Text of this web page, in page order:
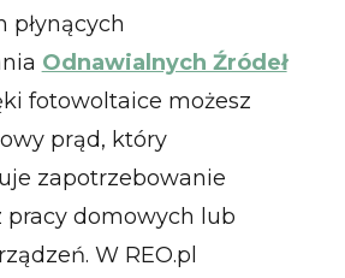
płynących
Odnawialnych Źródeł
fotowoltaice możesz
prąd, który
zapotrzebowanie
pracy domowych lub
W REO.pl